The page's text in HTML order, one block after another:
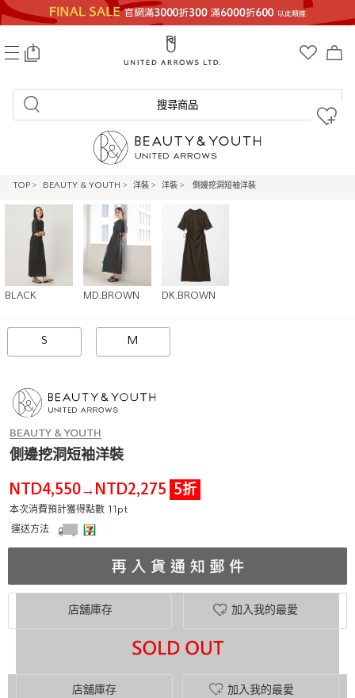
搜尋商品
TOP > BEAUTY & YOUTH > 洋裝 > 洋裝 > 側邊挖洞短袖洋裝
BLACK MD.BROWN DK.BROWN
S M
BEAUTY & YOUTH
側邊挖洞短袖洋裝
NTD4,550→ NTD2,275 5折
本次消費預計獲得點數 11pt
運送方法
加入我的最愛
店舖庫存
店舖庫存 加入我的最愛